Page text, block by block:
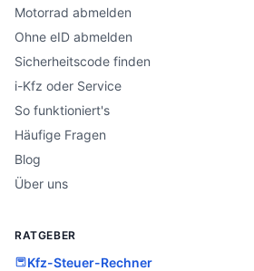
Motorrad abmelden
Ohne eID abmelden
Sicherheitscode finden
i-Kfz oder Service
So funktioniert's
Häufige Fragen
Blog
Über uns
RATGEBER
Kfz-Steuer-Rechner